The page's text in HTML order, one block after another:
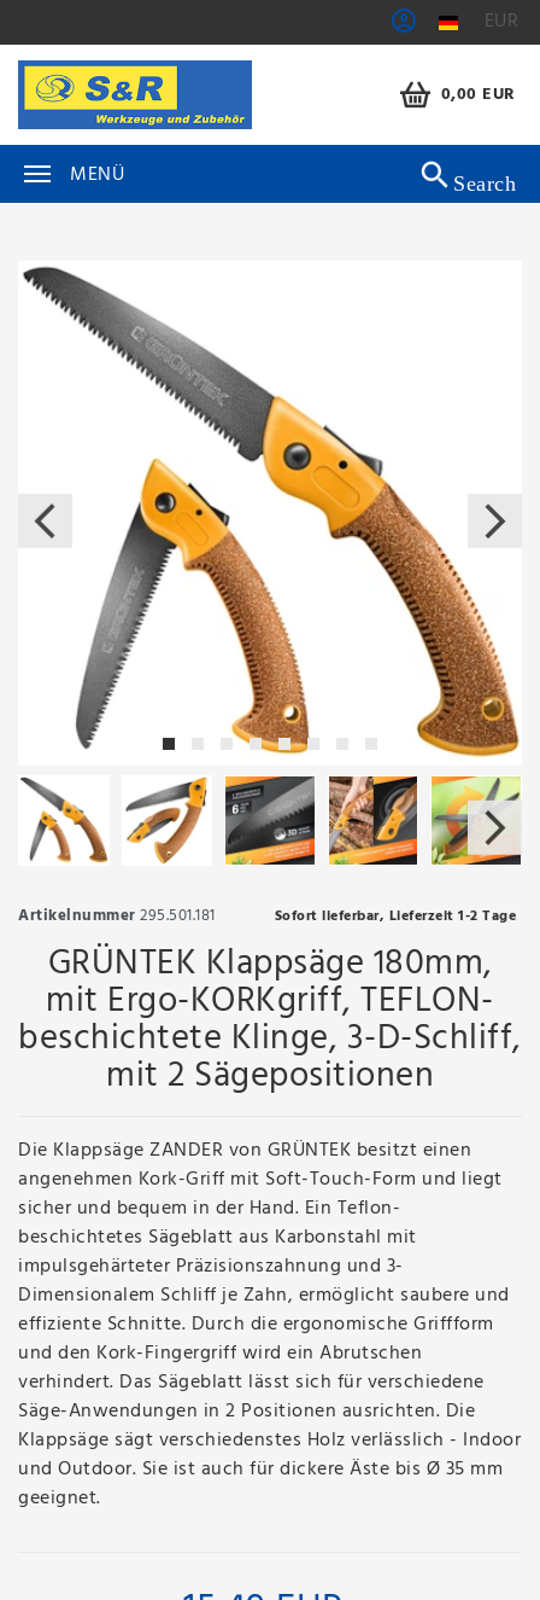
EUR
0,00 EUR
MENÜ Search
Artikelnummer295.501.181 Sofort lieferbar, Lieferzeit 1-2 Tage
GRÜNTEK Klappsäge 180mm,
mit Ergo-KORKgriff, TEFLON-
beschichtete Klinge, 3-D-Schliff,
mit 2 Sägepositionen
Die Klappsäge ZANDER von GRÜNTEK besitzt einen
angenehmen Kork-Griff mit Soft-Touch-Form und liegt
sicher und bequem in der Hand. Ein Teflon-
beschichtetes Sägeblatt aus Karbonstahl mit
impulsgehärteter Präzisionszahnung und 3-
Dimensionalem Schliff je Zahn, ermöglicht saubere und
effiziente Schnitte. Durch die ergonomische Griffform
und den Kork-Fingergriff wird ein Abrutschen
verhindert. Das Sägeblatt lässt sich für verschiedene
Säge-Anwendungen in 2 Positionen ausrichten. Die
Klappsäge sägt verschiedenstes Holz verlässlich - Indoor
und Outdoor. Sie ist auch für dickere Äste bis Ø 35 mm
geeignet.